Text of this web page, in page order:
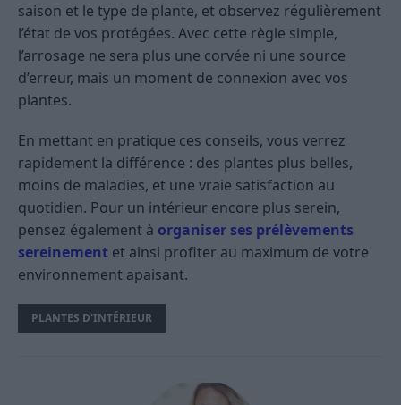
saison et le type de plante, et observez régulièrement
l’état de vos protégées. Avec cette règle simple,
l’arrosage ne sera plus une corvée ni une source
d’erreur, mais un moment de connexion avec vos
plantes.
En mettant en pratique ces conseils, vous verrez
rapidement la différence : des plantes plus belles,
moins de maladies, et une vraie satisfaction au
quotidien. Pour un intérieur encore plus serein,
pensez également à organiser ses prélèvements
sereinement et ainsi profiter au maximum de votre
environnement apaisant.
PLANTES D'INTÉRIEUR